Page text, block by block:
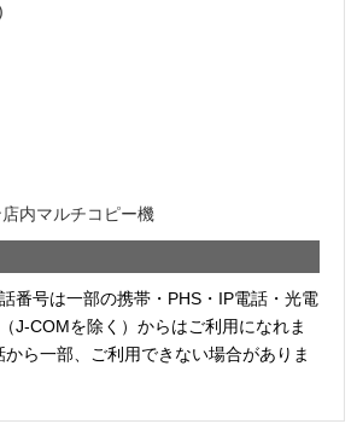
内マルチコピー機
番号は一部の携帯・PHS・IP電話・光電
J-COMを除く）からはご利用になれま
ら一部、ご利用できない場合がありま